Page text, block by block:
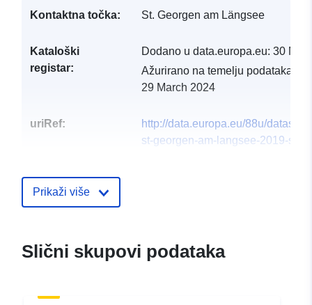
Kontaktna točka: St. Georgen am Längsee
Kataloški
registar:
Dodano u data.europa.eu: 30
Ažurirano na temelju
29 March 2024
uriRef:
http://data.europa.eu/88u/
st-georgen-am-langsee-2019-
Prikaži više
Slični skupovi podataka